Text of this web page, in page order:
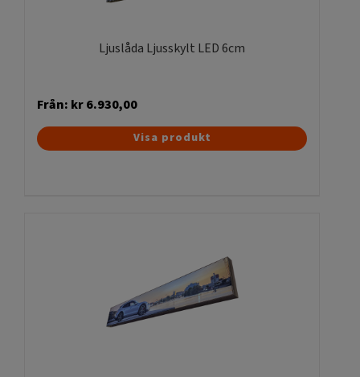
Ljuslåda Ljusskylt LED 6cm
Från: kr6.930,00
Den
här
olika
alternativen
kan
Visa produkt